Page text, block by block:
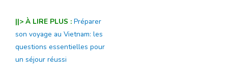
||> À LIRE PLUS : Préparer
son voyage au Vietnam: les
questions essentielles pour
un séjour réussi